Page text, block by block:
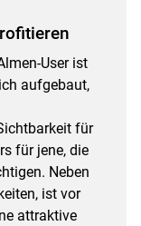
User ist
aufgebaut,
für
für jene, die
Neben
ist vor
attraktive